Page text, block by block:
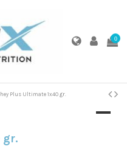
0
Plus Ultimate 1x40 gr.
gr.